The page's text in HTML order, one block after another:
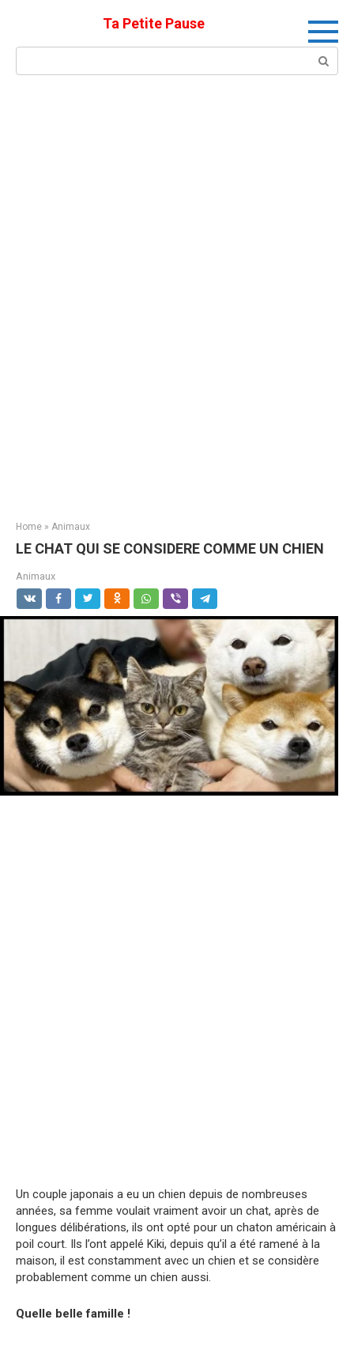
Ta Petite Pause
Search:
Home » Animaux
LE CHAT QUI SE CONSIDERE COMME UN CHIEN
Animaux
Un couple japonais a eu un chien depuis de nombreuses
années, sa femme voulait vraiment avoir un chat, après de
longues délibérations, ils ont opté pour un chaton américain à
poil court. Ils l’ont appelé Kiki, depuis qu’il a été ramené à la
maison, il est constamment avec un chien et se considère
probablement comme un chien aussi.
Quelle belle famille !